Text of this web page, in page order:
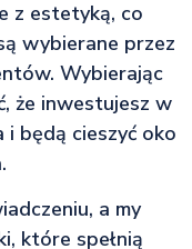
z estetyką, co
wybierane przez
Wybierając
że inwestujesz w
będą cieszyć oko
a my
które spełnią